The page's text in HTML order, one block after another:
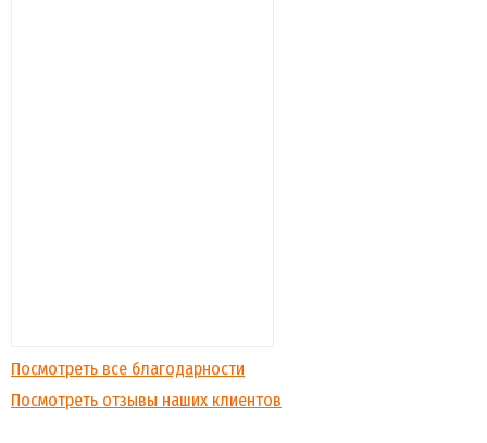
Посмотреть все благодарности
Посмотреть отзывы наших клиентов